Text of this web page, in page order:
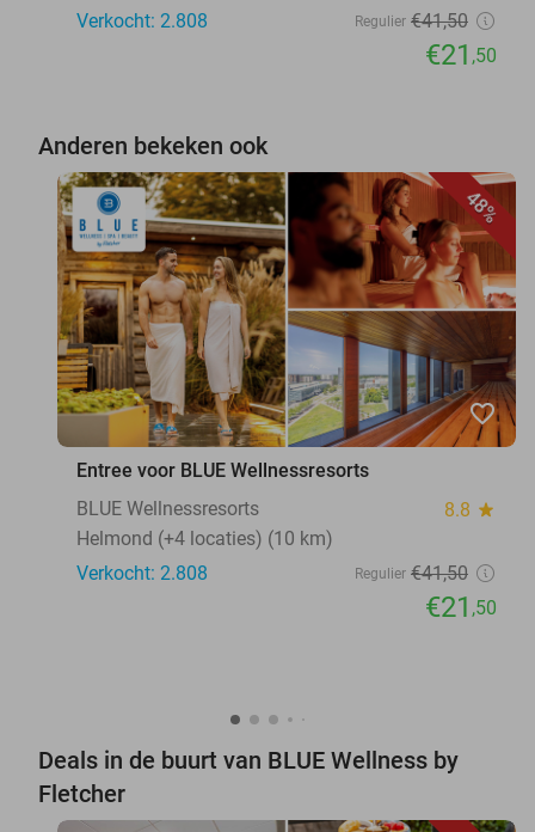
Verkocht: 2.808
Regulier €41,50
€21 ,50
Anderen bekeken ook
48%
favorite_border
Entree voor BLUE Wellnessresorts
BLUE Wellnessresorts
8.8 star
Helmond (+4 locaties) (10 km)
Verkocht: 2.808
Regulier €41,50
€21 ,50
Deals in de buurt van BLUE Wellness by
Fletcher